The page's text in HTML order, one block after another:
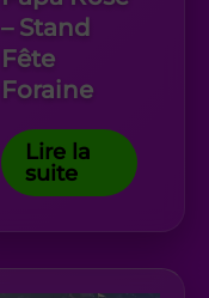
– Stand
Fête
Foraine
Lire la
suite